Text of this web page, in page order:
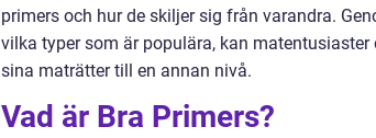
primers och hur de skiljer sig från varandra.
vilka typer som är populära, kan
sina maträtter till en annan nivå.
Vad är Bra Primers?